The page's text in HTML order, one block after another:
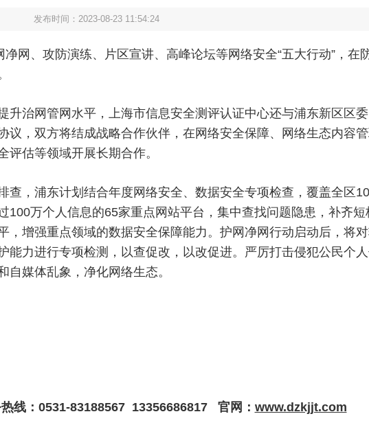
发布时间：2023-08-23 11:54:24
网、攻防演练、片区宣讲、高峰论坛等网络安全“五大行动”，在
治网管网水平，上海市信息安全测评认证中心还与浦东新区区
议，双方将结成战略合作伙伴，在网络安全保障、网络生态内容管
估等领域开展长期合作。
，浦东计划结合年度网络安全、数据安全专项检查，覆盖全区
100万个人信息的65家重点网站平台，集中查找问题隐患，补齐短
，增强重点领域的数据安全保障能力。护网净网行动启动后，将
能力进行专项检测，以查促改，以改促进。严厉打击侵犯公民个
媒体乱象，净化网络生态。
线：0531-83188567 13356686817 官网： www.dzkjjt.com